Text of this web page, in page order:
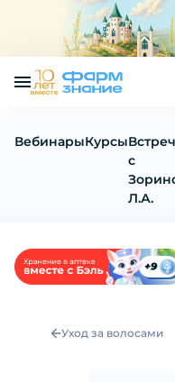
ВебинарыКурсы
с
Л.А.
Уход за волосами